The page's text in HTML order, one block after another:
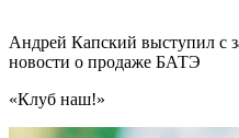
Андрей Капский выступил с
новости о продаже БАТЭ
«Клуб наш!»